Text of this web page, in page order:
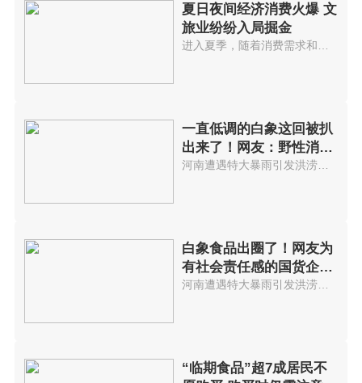
夏日夜间经济消费火爆 文
旅业纷纷入局掘金
一直低调的白象这回被扒
出来了！网友：野性消
费，爱你没商量
河南遭遇特大暴雨引发洪涝灾害，...
白象食品出圈了！网友为
有社会责任感的国货企业
大力点赞
河南遭遇特大暴雨引发洪涝灾害，...
“临期食品”超7成居民不